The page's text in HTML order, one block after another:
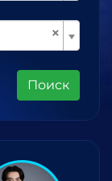
×
Поиск